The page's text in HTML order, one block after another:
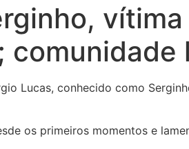
comunidade
Lucas, conhecido como
os primeiros momentos e